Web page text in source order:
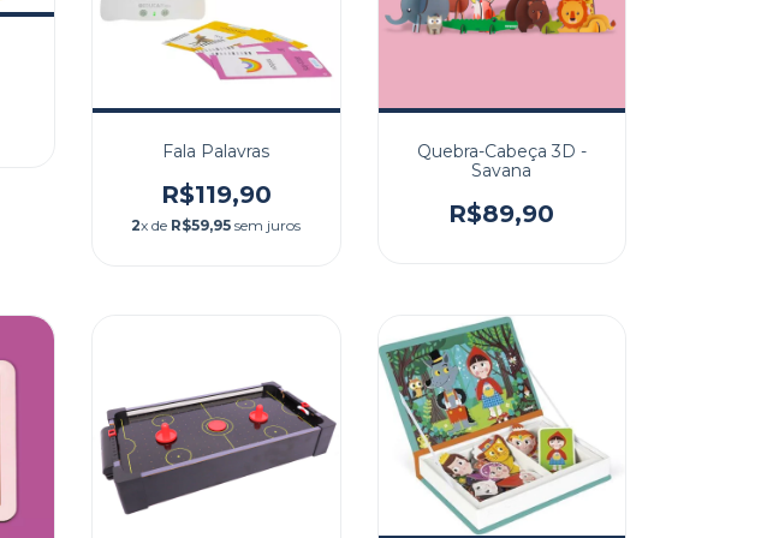
Fala Palavras
R$119,90
2x de R$59,95 sem juros
Quebra-Cabeça 3D -
Savana
R$89,90